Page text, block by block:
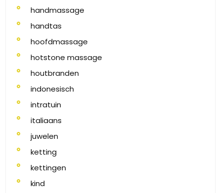
handmassage
handtas
hoofdmassage
hotstone massage
houtbranden
indonesisch
intratuin
italiaans
juwelen
ketting
kettingen
kind